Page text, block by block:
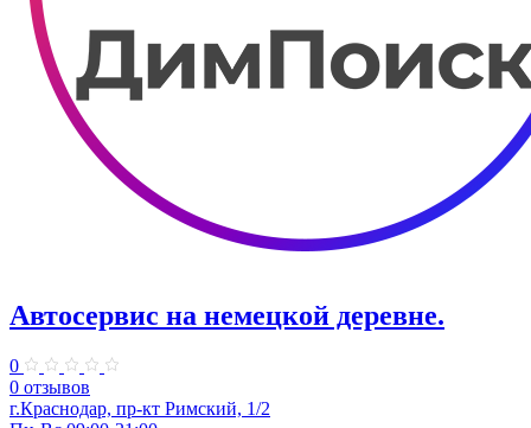
Автосервис на немецкой деревне.
0
0 отзывов
г.Краснодар, пр-кт Римский, 1/2